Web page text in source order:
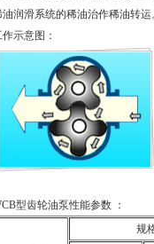
油润滑系统的稀油治作稀油转
作示意图：
型齿轮油泵性能参数 ：
规